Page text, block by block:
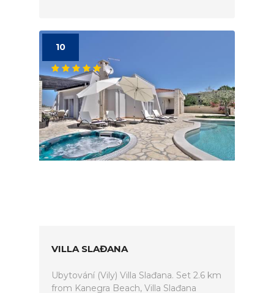
10
VILLA SLAĐANA
Ubytování (Vily) Villa Slađana. Set 2.6 km
from Kanegra Beach, Villa Slađana